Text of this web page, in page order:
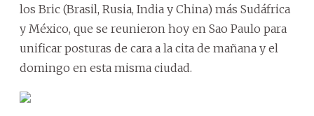
los Bric (Brasil, Rusia, India y China) más Sudáfrica
y México, que se reunieron hoy en Sao Paulo para
unificar posturas de cara a la cita de mañana y el
domingo en esta misma ciudad.